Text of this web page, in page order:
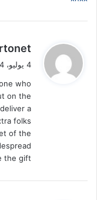
ي
ق
ل
4 يوليو، 2024 الساعة 5:22 م
who
on the
a
folks
of the
the gift.